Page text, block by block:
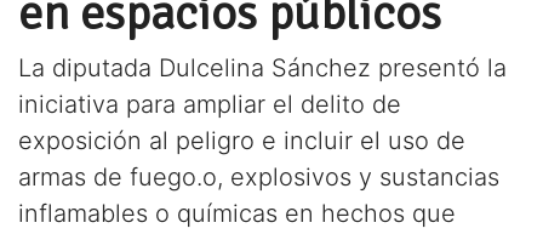
en espacios públicos
La diputada Dulcelina Sánchez presentó la
iniciativa para ampliar el delito de
exposición al peligro e incluir el uso de
armas de fuego.o, explosivos y sustancias
inflamables o químicas en hechos que